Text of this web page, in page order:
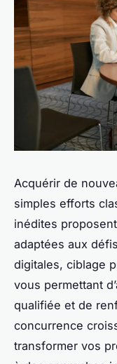
Acquérir de
simples efforts
inédites
adaptées aux
digitales, ciblage
vous permettant
qualifiée et de
concurrence
transformer vos